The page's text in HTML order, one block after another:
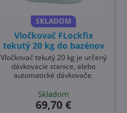
SKLADOM
Vločkovač FLockfix
tekutý 20 kg do bazénov
Vločkovač tekutý 20 kg je určený
dávkovacie stanice, alebo
automatické dávkovače.
Skladom
69,70 €